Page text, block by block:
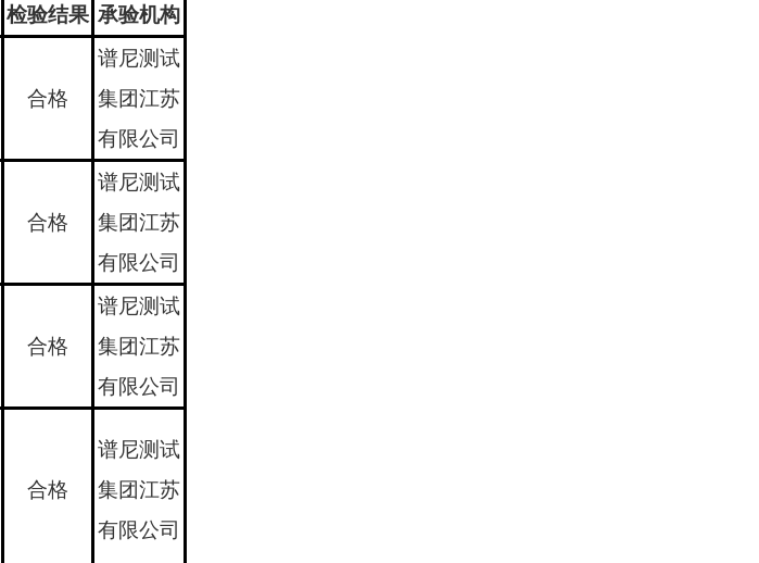
检验结果 承验机构
合格
谱尼测试
集团江苏
有限公司
合格
谱尼测试
集团江苏
有限公司
合格
谱尼测试
集团江苏
有限公司
合格
谱尼测试
集团江苏
有限公司